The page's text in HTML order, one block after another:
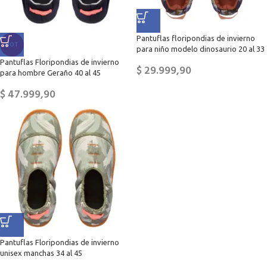
HOT
Pantuflas Floripondias de invierno
para hombre Geraño 40 al 45
$47.999,90
Pantuflas floripondias de invierno
para niño modelo dinosaurio 20 al 33
$29.999,90
Pantuflas Floripondias de invierno
unisex manchas 34 al 45